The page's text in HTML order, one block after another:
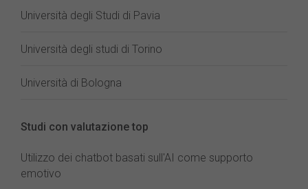
Università degli Studi di Pavia
Università degli studi di Torino
Università di Bologna
Studi con valutazione top
Utilizzo dei chatbot basati sull'AI come supporto
emotivo